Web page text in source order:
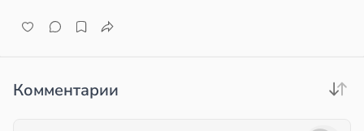
Комментарии